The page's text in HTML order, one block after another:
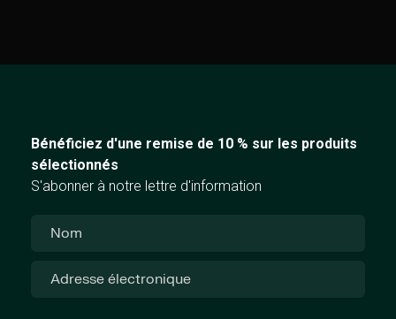
Bénéficiez d'une remise de 10 % sur les produits
sélectionnés
S'abonner à notre lettre d'information